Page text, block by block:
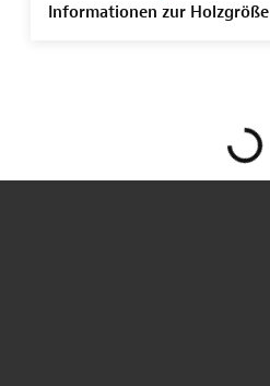
Informationen zur Holzgröße